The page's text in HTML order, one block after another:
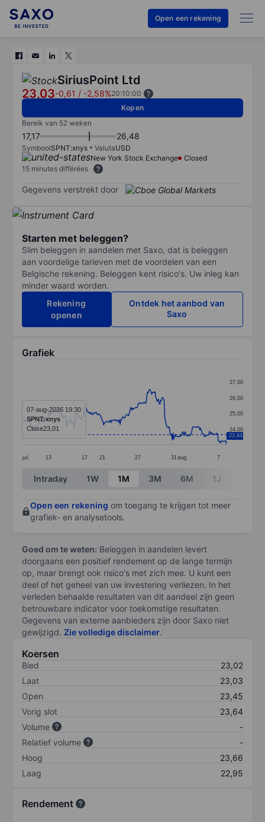
Open een rekening
SiriusPoint Ltd
23,03-0,61 / -2,58%20:10:00
Kopen
Bereik van 52 weken
17,17 26,48
SymboolSPNT:xnys ValutaUSD
New York Stock Exchange
Closed
15 minutes différées
Gegevens verstrekt door
Starten met beleggen?
Slim beleggen in aandelen met Saxo, dat is beleggen
aan voordelige tarieven met de voordelen van een
Belgische rekening. Beleggen kent risico's. Uw inleg kan
minder waard worden.
Rekening
openen
Ontdek het aanbod van
Saxo
Grafiek
Line chart with 299 data points.
The chart has 1 X axis displaying categories.
The chart has 1 Y axis displaying values. Data
jul. 13 17 21 27 31 aug. 7
24,00
25,00
26,00
27,00
23,64
07-aug-2026 19:30
SPNT:xnys
Close23,01
End of interactive chart.
Intraday 1W 1M 3M 6M 1J
Open een rekening om toegang te krijgen tot meer
grafiek- en analysetools.
Goed om te weten: Beleggen in aandelen levert
doorgaans een positief rendement op de lange termijn
op, maar brengt ook risico's met zich mee. U kunt een
deel of het geheel van uw investering verliezen. In het
verleden behaalde resultaten van dit aandeel zijn geen
betrouwbare indicator voor toekomstige resultaten.
Gegevens van externe aanbieders zijn door Saxo niet
gewijzigd. Zie volledige disclaimer.
Koersen
Bied
23,02
Laat
23,03
Open
23,45
Vorig slot
23,64
Volume
-
Relatief volume
-
Hoog
23,66
Laag
22,95
Rendement